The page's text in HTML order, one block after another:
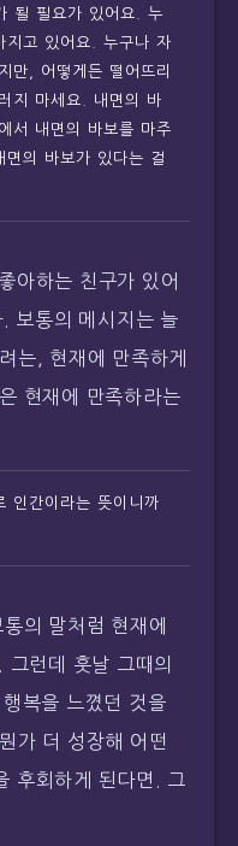
될 필요가 있어요. 누
지고 있어요. 누구나 자
만, 어떻게든 떨어뜨리
지 마세요. 내면의 바
서 내면의 바보를 마주
의 바보가 있다는 걸
아하는 친구가 있어
보통의 메시지는 늘
는, 현재에 만족하게
현재에 만족하라는
인간이라는 뜻이니까
의 말처럼 현재에
런데 훗날 그때의
복을 느꼈던 것을
가 더 성장해 어떤
후회하게 된다면. 그